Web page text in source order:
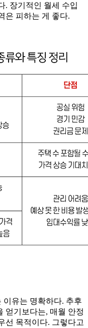
. 장기적인 월세 수입
은 피하는 게 좋다.
유는 명확하다. 추후
얻기보다는, 매월 안정
선 목적이다. 그렇다고